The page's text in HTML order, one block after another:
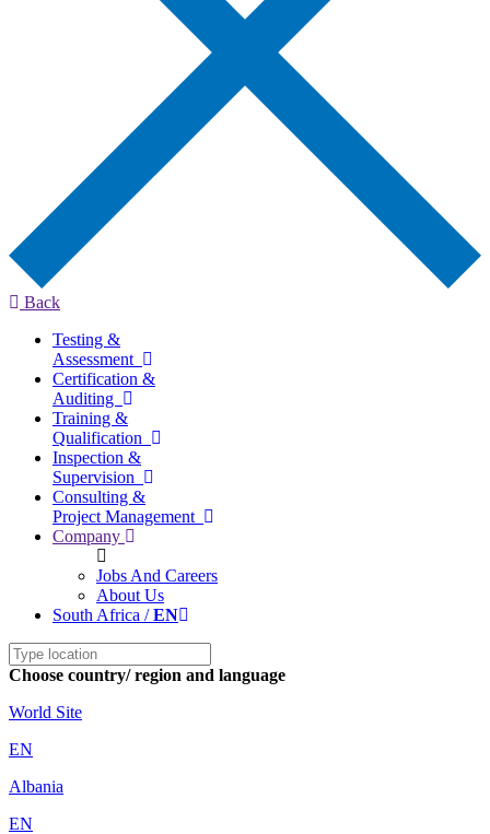
Back
Testing &
Assessment
Certification &
Auditing
Training &
Qualification
Inspection &
Supervision
Consulting &
Project Management
Company
Jobs And Careers
About Us
South Africa /EN
Choose country/ region and language
World Site
EN
Albania
EN